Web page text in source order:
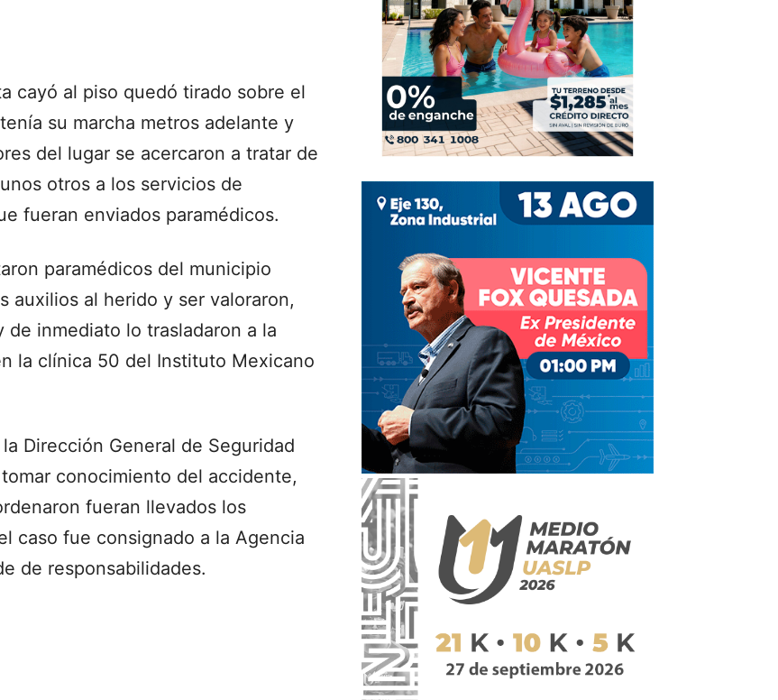
cayó al piso quedó tirado sobre el
su marcha metros adelante y
del lugar se acercaron a tratar de
otros a los servicios de
fueran enviados paramédicos.
paramédicos del municipio
auxilios al herido y ser valoraron,
inmediato lo trasladaron a la
la clínica 50 del Instituto Mexicano
Dirección General de Seguridad
conocimiento del accidente,
fueran llevados los
caso fue consignado a la Agencia
de responsabilidades.